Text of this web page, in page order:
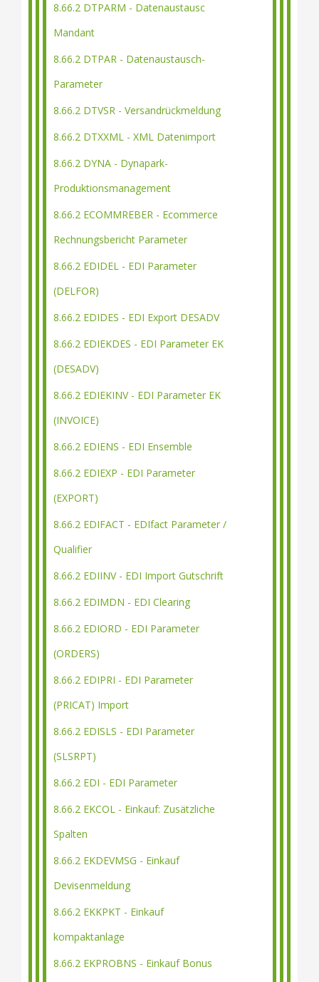
8.66.2 DTPARM - Datenaustausc
Mandant
8.66.2 DTPAR - Datenaustausch-
Parameter
8.66.2 DTVSR - Versandrückmeldung
8.66.2 DTXXML - XML Datenimport
8.66.2 DYNA - Dynapark-
Produktionsmanagement
8.66.2 ECOMMREBER - Ecommerce
Rechnungsbericht Parameter
8.66.2 EDIDEL - EDI Parameter
(DELFOR)
8.66.2 EDIDES - EDI Export DESADV
8.66.2 EDIEKDES - EDI Parameter EK
(DESADV)
8.66.2 EDIEKINV - EDI Parameter EK
(INVOICE)
8.66.2 EDIENS - EDI Ensemble
8.66.2 EDIEXP - EDI Parameter
(EXPORT)
8.66.2 EDIFACT - EDIfact Parameter /
Qualifier
8.66.2 EDIINV - EDI Import Gutschrift
8.66.2 EDIMDN - EDI Clearing
8.66.2 EDIORD - EDI Parameter
(ORDERS)
8.66.2 EDIPRI - EDI Parameter
(PRICAT) Import
8.66.2 EDISLS - EDI Parameter
(SLSRPT)
8.66.2 EDI - EDI Parameter
8.66.2 EKCOL - Einkauf: Zusätzliche
Spalten
8.66.2 EKDEVMSG - Einkauf
Devisenmeldung
8.66.2 EKKPKT - Einkauf
kompaktanlage
8.66.2 EKPROBNS - Einkauf Bonus